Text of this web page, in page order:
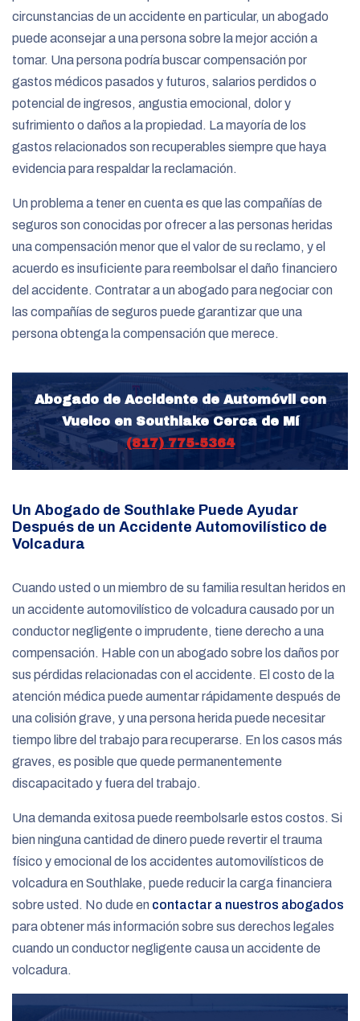
circunstancias de un accidente en particular, un abogado
puede aconsejar a una persona sobre la mejor acción a
tomar. Una persona podría buscar compensación por
gastos médicos pasados ​​y futuros, salarios perdidos o
potencial de ingresos, angustia emocional, dolor y
sufrimiento o daños a la propiedad. La mayoría de los
gastos relacionados son recuperables siempre que haya
evidencia para respaldar la reclamación.
Un problema a tener en cuenta es que las compañías de
seguros son conocidas por ofrecer a las personas heridas
una compensación menor que el valor de su reclamo, y el
acuerdo es insuficiente para reembolsar el daño financiero
del accidente. Contratar a un abogado para negociar con
las compañías de seguros puede garantizar que una
persona obtenga la compensación que merece.
Abogado de Accidente de Automóvil con
Vuelco en Southlake Cerca de Mí
(817) 775-5364
Un Abogado de Southlake Puede Ayudar
Después de un Accidente Automovilístico de
Volcadura
Cuando usted o un miembro de su familia resultan heridos en
un accidente automovilístico de volcadura causado por un
conductor negligente o imprudente, tiene derecho a una
compensación. Hable con un abogado sobre los daños por
sus pérdidas relacionadas con el accidente. El costo de la
atención médica puede aumentar rápidamente después de
una colisión grave, y una persona herida puede necesitar
tiempo libre del trabajo para recuperarse. En los casos más
graves, es posible que quede permanentemente
discapacitado y fuera del trabajo.
Una demanda exitosa puede reembolsarle estos costos. Si
bien ninguna cantidad de dinero puede revertir el trauma
físico y emocional de los accidentes automovilísticos de
volcadura en Southlake, puede reducir la carga financiera
sobre usted. No dude en contactar a nuestros abogados
para obtener más información sobre sus derechos legales
cuando un conductor negligente causa un accidente de
volcadura.